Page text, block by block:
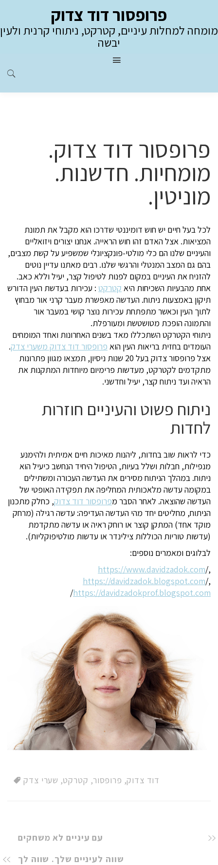
פרופסור דוד צדוק
מומחה למחלות עיניים, קטרקט, ניתוחי קרנית ולעין
יבשה
פרופסור דוד צדוק.
מומחיות. חדשנות.
מוניטין.
לכל בעל חיים יש חוש דומיננטי שדרכו הוא מקבל את תמונת
המציאות. אצל האדם זהו חוש הראייה. אנחנו יצורים ויזואליים
והעיניים שלנו הם כלי מולטי-פונקציונלי שמשפיע על קשת מצבים,
בהם גם המצב המנטלי והרגשי שלנו. רבים מאתנו עדיין נוטים
להזניח את העיניים במקום לפנות לטיפול קצר, יעיל וללא כאב.
אחת מהבעיות השכיחות היא קטרקט : עכירות בעדשת העין הדורש
תיקון באמצעות ניתוח. העדשה מאפשרת מעבר קרני אור מבחוץ
לתוך העין וכאשר מתפתחת עכירות נוצר קושי במעבר אור
והתמונה הופכת מטושטשת ומעורפלת.
ניתוחי הקטרקט השתכללו מאד בשנים האחרונות ואחד המומחים
העומדים בחזית בריאות העין הוא פרופסור דוד צדוק משערי צדק.
אצל פרופסור צדוק בעל 20 שנות ניסיון, תמצאו מגוון פתרונות
מתקדמים לקטרקט, מעדשות פרימיום מיוחדות המתקנות את
הראיה ועד ניתוח קצר, יעיל וחדשני.
ניתוח פשוט והעיניים חוזרות
לחדות
כדי לראות שוב בחדות, ליהנות מאיכות חיים אמיתית ולהימנע
מנפילות, חבלות ושלל בעיות, הטיפול היחיד הנחשב כיעיל הוא
ניתוח. במהלך הניתוח מסירים את העדשה העכורה ומשתילים
במקומה עדשה מלאכותית המחליפה את תפקידה האופטי של
העדשה שהוצאה. לאחר הסבר מפרופסור דוד צדוק, כחלק מתכנון
הניתוח, מחליטים יחד מהי העדשה העדיפה: עדשה רגילה (מרחק
מוקד אחד) המתקן קוצר או רוחק ראיה או עדשה מתקדמת
(עדשות טוריות הכוללות צילינדר או עדשות מולטיפוקליות).
לבלוגים ומאמרים נוספים:
https://www.davidzadok.com/,
https://davidzadok.blogspot.com/,
https://davidzadokprof.blogspot.com
/
דוד צדוק, פרופסור, קטרקט, שערי צדק
עם עיניים לא משחקים
שווה לעיניים שלך. שווה לך